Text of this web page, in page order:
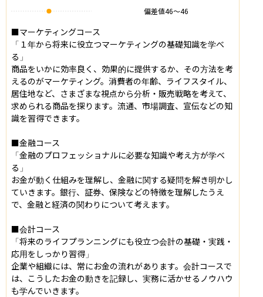
偏差値46〜46
■マーケティングコース
「１年から将来に役立つマーケティングの基礎知識を学べ
る」
商品をいかに効率良く、効果的に提供するか、その方法を考
えるのがマーケティング。消費者の年齢、ライフスタイル、
居住地など、さまざまな視点から分析・販売戦略を考えて、
求められる商品を探ります。流通、市場調査、宣伝などの知
識を習得できます。
■金融コース
「金融のプロフェッショナルに必要な知識や考え方が学べ
る」
お金が動く仕組みを理解し、金融に関する疑問を解き明かし
ていきます。銀行、証券、保険などの特徴を理解したうえ
で、金融と経済の関わりについて考えます。
■会計コース
「将来のライフプランニングにも役立つ会計の基礎・実践・
応用をしっかり習得」
企業や組織には、常にお金の流れがあります。会計コースで
は、こうしたお金の動きを記録し、実務に活かせるノウハウ
も学んでいきます。